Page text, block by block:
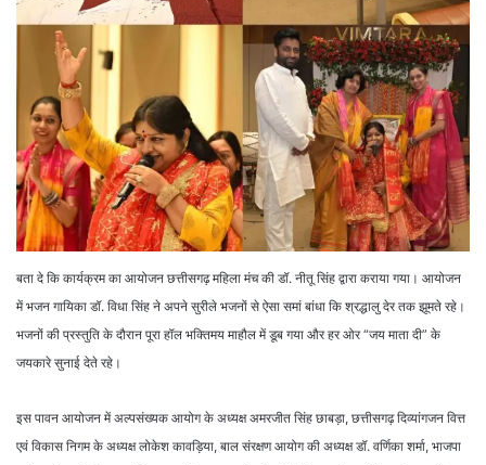
बता दे कि कार्यक्रम का आयोजन छत्तीसगढ़ महिला मंच की डॉ. नीतू सिंह द्वारा कराया गया। आयोजन
में भजन गायिका डॉ. विधा सिंह ने अपने सुरीले भजनों से ऐसा समां बांधा कि श्रद्धालु देर तक झूमते रहे।
भजनों की प्रस्तुति के दौरान पूरा हॉल भक्तिमय माहौल में डूब गया और हर ओर “जय माता दी” के
जयकारे सुनाई देते रहे।
इस पावन आयोजन में अल्पसंख्यक आयोग के अध्यक्ष अमरजीत सिंह छाबड़ा, छत्तीसगढ़ दिव्यांगजन वित्त
एवं विकास निगम के अध्यक्ष लोकेश कावड़िया, बाल संरक्षण आयोग की अध्यक्ष डॉ. वर्णिका शर्मा, भाजपा